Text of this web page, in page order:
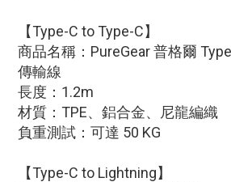
【Type-C to Type-C】
商品名稱：PureGear 普格爾
傳輸線
長度：1.2m
材質：TPE、鋁合金、尼龍編織
負重測試：可達 50 KG
【Type-C to Lightning】